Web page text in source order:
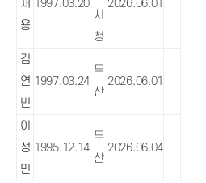
재
용
1997.03.20
시
청
2026.06.01
김
연
빈
1997.03.24
두
산
2026.06.01
이
성
민
1995.12.14
두
산
2026.06.04